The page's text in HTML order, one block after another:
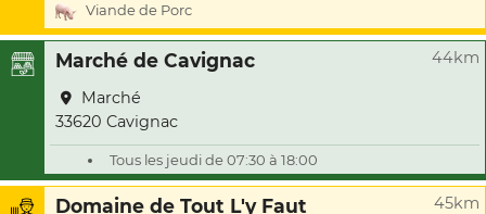
Viande de Porc
Marché de Cavignac 44km
Marché
33620 Cavignac
Tous les jeudi de 07:30 à 18:00
Domaine de Tout L'y Faut 45km